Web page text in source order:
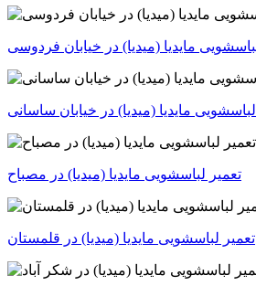
مایدیا (میدیا) در خیابان فردوسی
مایدیا (میدیا) در خیابان ساسانی
تعمیر لباسشویی مایدیا (میدیا) در مصباح
تعمیر لباسشویی مایدیا (میدیا) در قلمستان